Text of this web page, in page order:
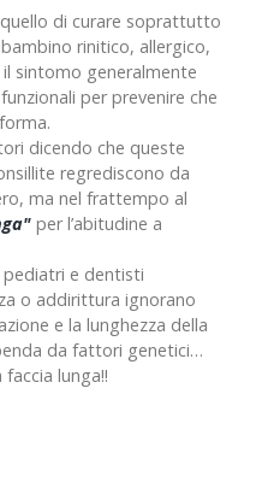
di curare soprattutto
rinitico, allergico,
sintomo generalmente
per prevenire che
dicendo che queste
regrediscono da
ma nel frattempo al
per l’abitudine a
e dentisti
o addirittura ignorano
e la lunghezza della
da fattori genetici…
lunga!!